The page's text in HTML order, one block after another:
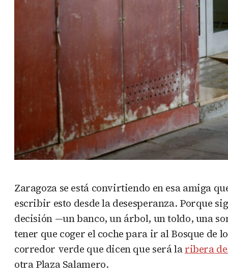
Zaragoza se está convirtiendo en esa amiga
escribir esto desde la desesperanza. Porque
decisión —un banco, un árbol, un toldo, una
tener que coger el coche para ir al Bosque de
corredor verde que dicen que será laribera
otra Plaza Salamero.